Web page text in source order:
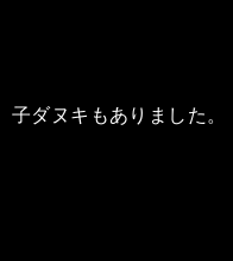
子ダヌキもありました。